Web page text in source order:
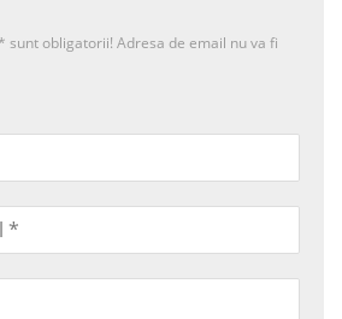
* sunt obligatorii! Adresa de email nu va fi